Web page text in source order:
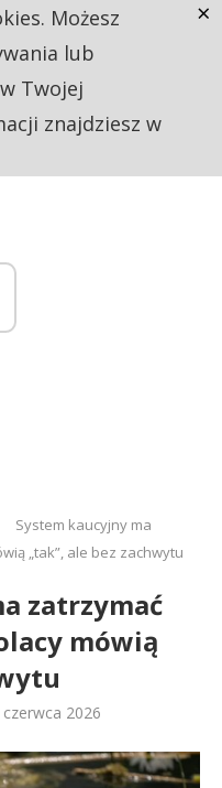
System kaucyjny ma
„tak”, ale bez zachwytu
zatrzymać
mówią
czerwca 2026
Możesz
lub
Twojej
znajdziesz w
×